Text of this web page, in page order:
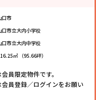
口市
口市立大内小学校
口市立大内中学校
㎡ （95.66坪）
員限定物件です。
員登録／ログインをお願い